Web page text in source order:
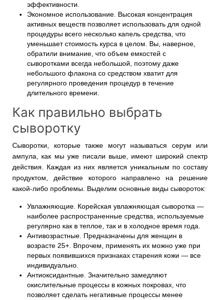
эффективности.
Экономное использование. Высокая концентрация
активных веществ позволяет использовать для одной
процедуры всего несколько капель средства, что
уменьшает стоимость курса в целом. Вы, наверное,
обратили внимание, что объем емкостей с
сыворотками всегда небольшой, поэтому даже
небольшого флакона со средством хватит для
регулярного проведения процедур в течение
длительного времени.
Как правильно выбрать
сыворотку
Сыворотки, которые также могут называться серум или
ампула, как мы уже писали выше, имеют широкий спектр
действия. Каждая из них является уникальным по составу
продуктом, действие которого направлено на решение
какой-либо проблемы. Выделим основные виды сывороток:
Увлажняющие. Корейская увлажняющая сыворотка —
наиболее распространенные средства, используемые
регулярно как в теплое, так и в холодное время года.
Антивозрастные. Предназначены для женщин в
возрасте 25+. Впрочем, применять их можно уже при
первых появившихся признаках старения кожи — все
индивидуально.
Антиоксидантные. Значительно замедляют
окислительные процессы в кожных покровах, что
позволяет сделать негативные процессы менее